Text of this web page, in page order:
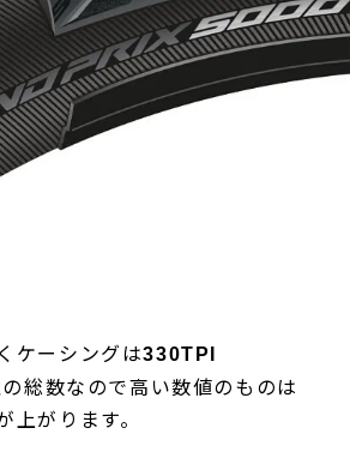
ケーシングは330TPI
総数なので高い数値のものは
がります。